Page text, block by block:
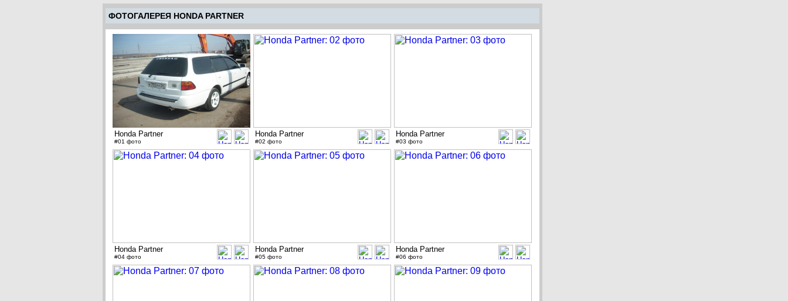
ФОТОГАЛЕРЕЯ HONDA PARTNER
Honda Partner
#01 фото
Honda Partner
#02 фото
Honda Partner
#03 фото
Honda Partner
#04 фото
Honda Partner
#05 фото
Honda Partner
#06 фото